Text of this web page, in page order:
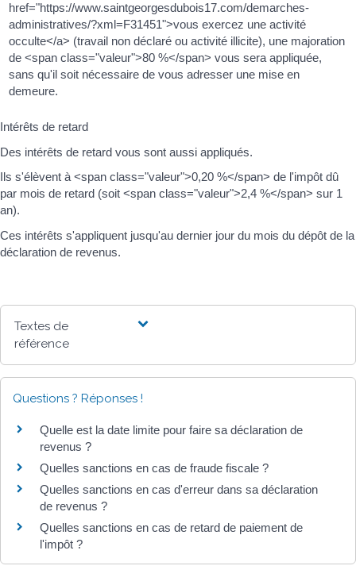
href="https://www.saintgeorgesdubois17.com/demarches-
administratives/?xml=F31451">vous exercez une activité
occulte</a> (travail non déclaré ou activité illicite), une majoration
de <span class="valeur">80 %</span> vous sera appliquée,
sans qu'il soit nécessaire de vous adresser une mise en
demeure.
Intérêts de retard
Des intérêts de retard vous sont aussi appliqués.
Ils s'élèvent à <span class="valeur">0,20 %</span> de l'impôt dû
par mois de retard (soit <span class="valeur">2,4 %</span> sur 1
an).
Ces intérêts s'appliquent jusqu'au dernier jour du mois du dépôt de la
déclaration de revenus.
Textes de
référence
Questions ? Réponses !
Quelle est la date limite pour faire sa déclaration de
revenus ?
Quelles sanctions en cas de fraude fiscale ?
Quelles sanctions en cas d'erreur dans sa déclaration
de revenus ?
Quelles sanctions en cas de retard de paiement de
l'impôt ?